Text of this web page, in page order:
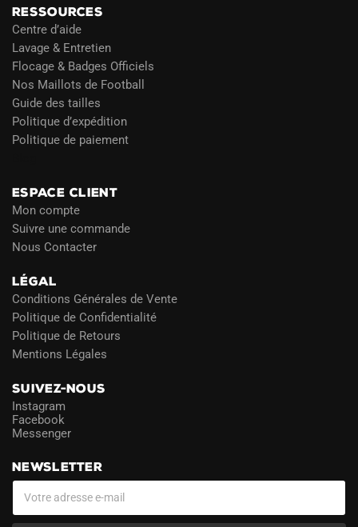
RESSOURCES
Centre d’aide
Lavage & Entretien
Flocage & Badges Officiels
Nos Maillots de Football
Guide des tailles
Politique d’expédition
Politique de paiement
ESPACE CLIENT
Mon compte
Suivre une commande
Nous Contacter
LÉGAL
Conditions Générales de Vente
Politique de Confidentialité
Politique de Retours
Mentions Légales
SUIVEZ-NOUS
Instagram
Facebook
Messenger
NEWSLETTER